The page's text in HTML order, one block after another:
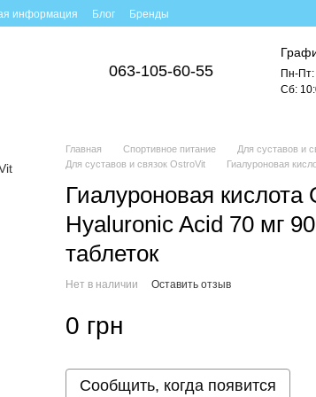
информация Блог Бренды
063-105-60-55
Пн-Пт:
Сб:
Главная Спортивное питание
Для суставов и
Для суставов и связок OstroVit
Гиалуроновая
Гиалуроновая кислота
Hyaluronic Acid 70 мг 90
таблеток
Нет в наличии Оставить отзыв
0 грн
Сообщить, когда появится